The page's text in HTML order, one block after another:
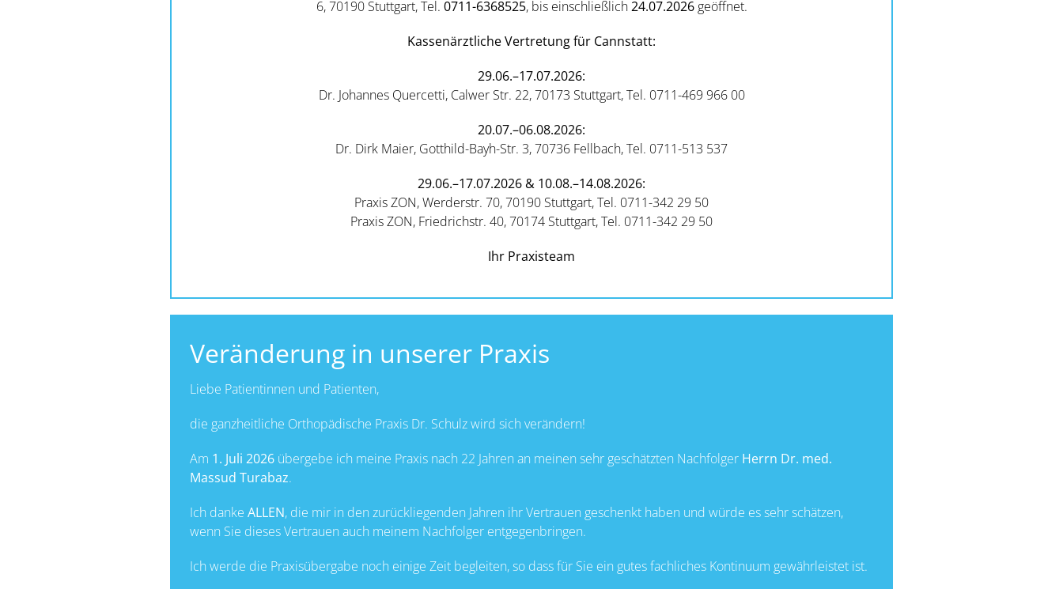
6, 70190 Stuttgart, Tel. 0711-6368525, bis einschließlich24.07.2026geöffnet.
Kassenärztliche Vertretung für Cannstatt:
29.06.–17.07.2026:
Dr. Johannes Quercetti, Calwer Str. 22, 70173 Stuttgart, Tel. 0711-469 966 00
20.07.–06.08.2026:
Dr. Dirk Maier, Gotthild-Bayh-Str. 3, 70736 Fellbach, Tel. 0711-513 537
29.06.–17.07.2026 & 10.08.–14.08.2026:
Praxis ZON, Werderstr. 70, 70190 Stuttgart, Tel. 0711-342 29 50
Praxis ZON, Friedrichstr. 40, 70174 Stuttgart, Tel. 0711-342 29 50
Ihr Praxisteam
Veränderung in unserer Praxis
Liebe Patientinnen und Patienten,
die ganzheitliche Orthopädische Praxis Dr. Schulz wird sich verändern!
Am 1. Juli 2026 übergebe ich meine Praxis nach 22 Jahren an meinen sehr geschätzten Nachfolger Herrn Dr. med.
Massud Turabaz.
Ich dankeALLEN, die mir in den zurückliegenden Jahren ihr Vertrauen geschenkt haben und würde es sehr schätzen,
wenn Sie dieses Vertrauen auch meinem Nachfolger entgegenbringen.
Ich werde die Praxisübergabe noch einige Zeit begleiten, so dass für Sie ein gutes fachliches Kontinuum gewährleistet ist.